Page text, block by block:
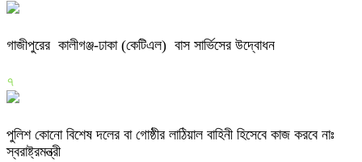
গাজীপুরের কালীগঞ্জ-ঢাকা (কেটিএল) বাস সার্ভিসের উদ্বোধন
৭
পুলিশ কোনো বিশেষ দলের বা গোষ্ঠীর লাঠিয়াল বাহিনী হিসেবে কাজ করবে নাঃ
স্বরাষ্ট্রমন্ত্রী